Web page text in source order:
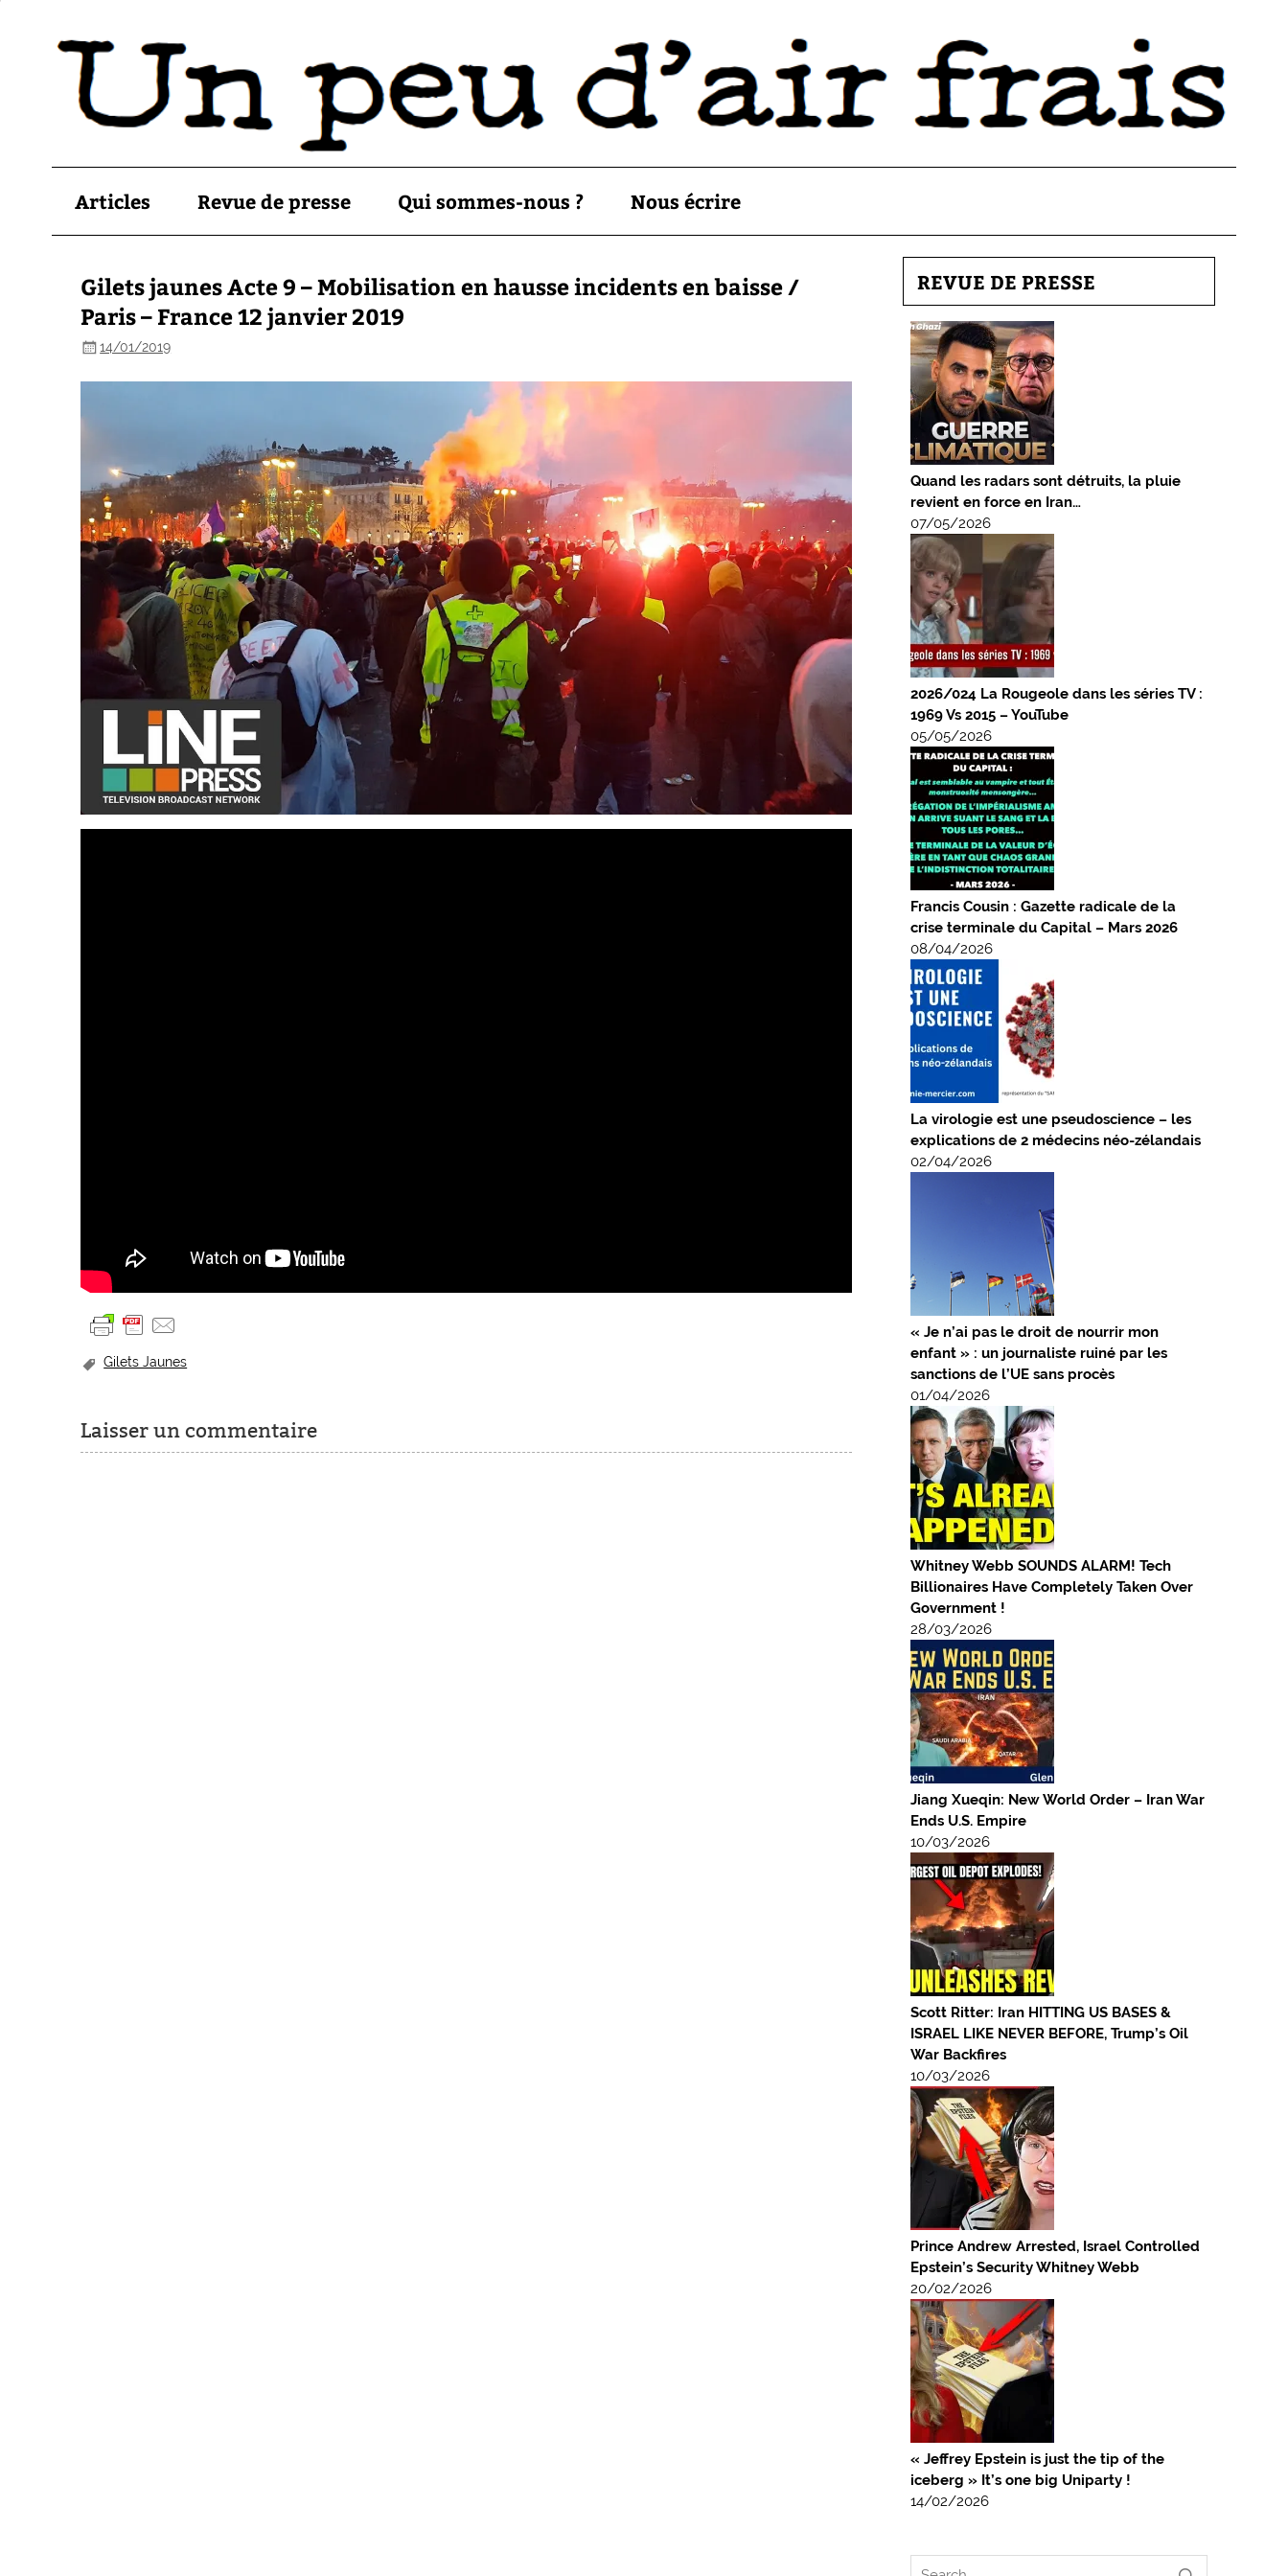
Articles Revue de presse Qui sommes-nous ? Nous écrire
Gilets jaunes Acte 9 – Mobilisation en hausse incidents en baisse /
Paris – France 12 janvier 2019
14/01/2019
Gilets Jaunes
Laisser un commentaire
REVUE DE PRESSE
Quand les radars sont détruits, la pluie
revient en force en Iran…
07/05/2026
2026/024 La Rougeole dans les séries TV :
1969 Vs 2015 – YouTube
05/05/2026
Francis Cousin : Gazette radicale de la
crise terminale du Capital – Mars 2026
08/04/2026
La virologie est une pseudoscience – les
explications de 2 médecins néo-zélandais
02/04/2026
« Je n’ai pas le droit de nourrir mon
enfant » : un journaliste ruiné par les
sanctions de l’UE sans procès
01/04/2026
Whitney Webb SOUNDS ALARM! Tech
Billionaires Have Completely Taken Over
Government !
28/03/2026
Jiang Xueqin: New World Order – Iran War
Ends U.S. Empire
10/03/2026
Scott Ritter: Iran HITTING US BASES &
ISRAEL LIKE NEVER BEFORE, Trump’s Oil
War Backfires
10/03/2026
Prince Andrew Arrested, Israel Controlled
Epstein’s Security Whitney Webb
20/02/2026
« Jeffrey Epstein is just the tip of the
iceberg » It’s one big Uniparty !
14/02/2026